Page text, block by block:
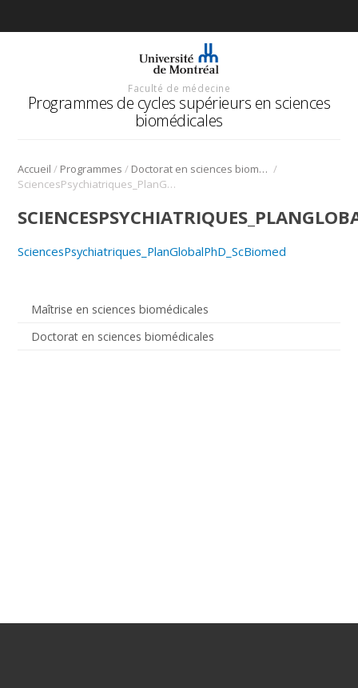
Faculté de médecine
Programmes de cycles supérieurs en sciences
biomédicales
Accueil / Programmes / Doctorat en sciences biomédicales /
SciencesPsychiatriques_PlanGlobalPhD_ScBiomed
Maîtrise en sciences biomédicales
Doctorat en sciences biomédicales
SciencesPsychiatriques_PlanGlobalPhD_ScBiomed